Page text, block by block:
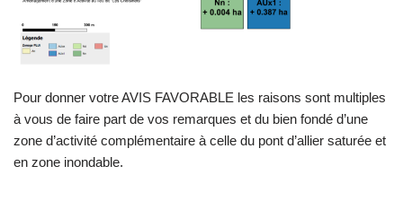
Pour donner votre AVIS FAVORABLE les raisons sont multiples
à vous de faire part de vos remarques et du bien fondé d’une
zone d’activité complémentaire à celle du pont d’allier saturée et
en zone inondable.